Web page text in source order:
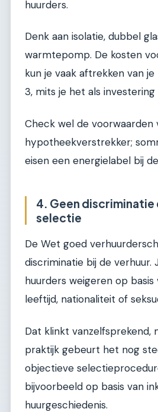
huurders.
Denk aan isolatie, dubbel
warmtepomp. De kosten
kun je vaak aftrekken van
3, mits je het als investering
Check wel de voorwaarden
hypotheekverstrekker;
eisen een energielabel bij
4. Geen discriminatie
selectie
De Wet goed
discriminatie bij de verhuur.
huurders weigeren op basis
leeftijd, nationaliteit of
Dat klinkt vanzelfsprekend,
praktijk gebeurt het nog
objectieve
bijvoorbeeld op basis van
huurgeschiedenis.